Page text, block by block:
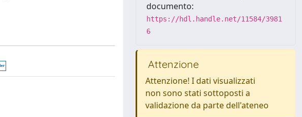
documento:
https://hdl.handle.net/11584/3981
6
Attenzione
Attenzione! I dati visualizzati
non sono stati sottoposti a
validazione da parte dell'ateneo